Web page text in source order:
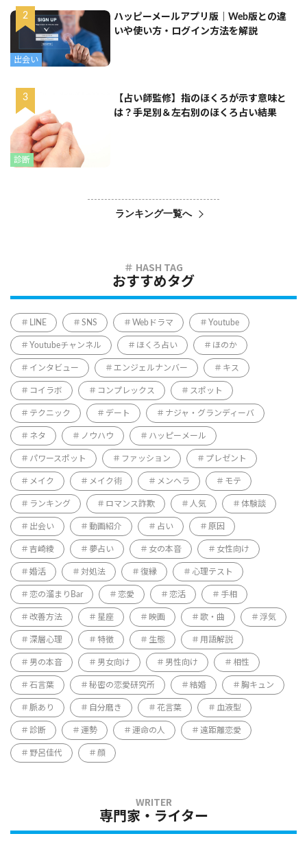
出会い
ハッピーメールアプリ版｜Web版との違
いや使い方・ログイン方法を解説
診断
【占い師監修】指のほくろが示す意味と
は？手足別＆左右別のほくろ占い結果
ランキング一覧へ
おすすめタグ
LINE SNS Webドラマ Youtube
Youtubeチャンネル ほくろ占い ほのか
インタビュー エンジェルナンバー キス
コイラボ コンプレックス スポット
テクニック デート ナジャ・グランディーバ
ネタ ノウハウ ハッピーメール
パワースポット ファッション プレゼント
メイク メイク術 メンヘラ モテ
ランキング ロマンス詐欺 人気 体験談
出会い 動画紹介 占い 原因
吉崎綾 夢占い 女の本音 女性向け
婚活 対処法 復縁 心理テスト
恋の溜まりBar 恋愛 恋活 手相
改善方法 星座 映画 歌・曲 浮気
深層心理 特徴 生態 用語解説
男の本音 男女向け 男性向け 相性
石言葉 秘密の恋愛研究所 結婚 胸キュン
脈あり 自分磨き 花言葉 血液型
診断 運勢 運命の人 遠距離恋愛
野呂佳代 顔
専門家・ライター